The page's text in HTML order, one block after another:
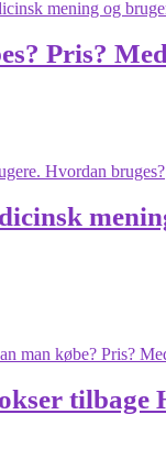
Pris?
tilbage